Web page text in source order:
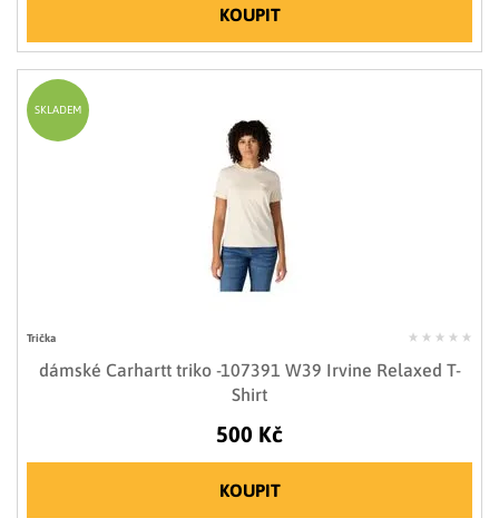
KOUPIT
Trička
dámské Carhartt triko -107391 W39 Irvine Relaxed T-
Shirt
500 Kč
KOUPIT
SKLADEM